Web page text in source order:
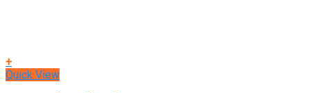
+
Quick View